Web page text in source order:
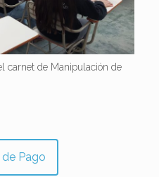
carnet de Manipulación de
Pago